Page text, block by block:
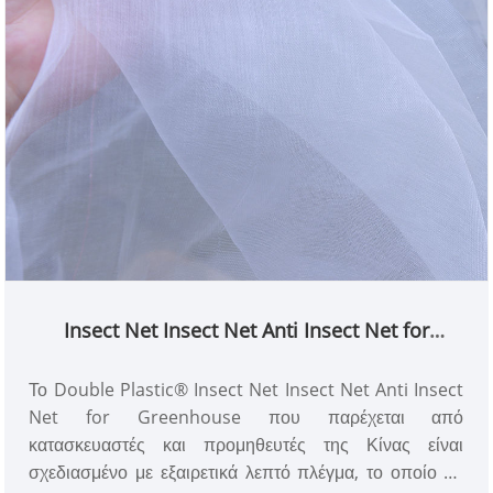
Insect Net Insect Net Anti Insect Net for
Το Double Plastic® Insect Net Insect Net Anti Insect
Net for Greenhouse που παρέχεται από
κατασκευαστές και προμηθευτές της Κίνας είναι
σχεδιασμένο με εξαιρετικά λεπτό πλέγμα, το οποίο θα